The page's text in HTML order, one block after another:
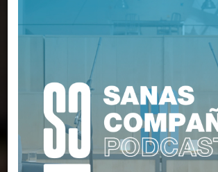
NOTAS DE